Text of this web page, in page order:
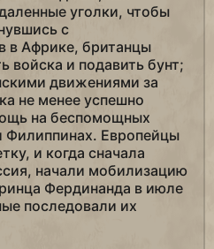
уголки, чтобы
с
в Африке, британцы
войска и подавить бунт;
движениями за
не менее успешно
на беспомощных
Филиппинах. Европейцы
и когда сначала
начали мобилизацию
Фердинанда в июле
последовали их